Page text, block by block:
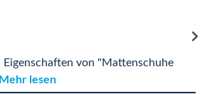
Eigenschaften von "Mattenschuhe
Mehr lesen